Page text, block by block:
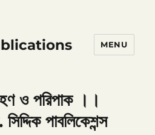
MENU
ও পরিপাক ।।
পাবলিকেশন্স